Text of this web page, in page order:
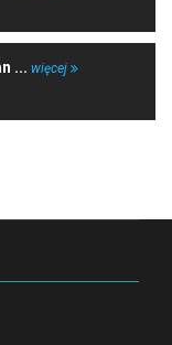
... więcej